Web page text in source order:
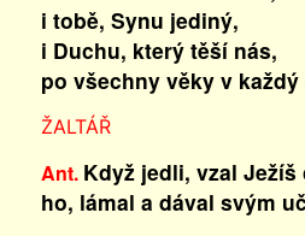
i tobě, Synu jediný,
i Duchu, který těší nás,
po všechny věky v každý
ŽALTÁŘ
Ant. Když jedli, vzal
ho, lámal a dával svým